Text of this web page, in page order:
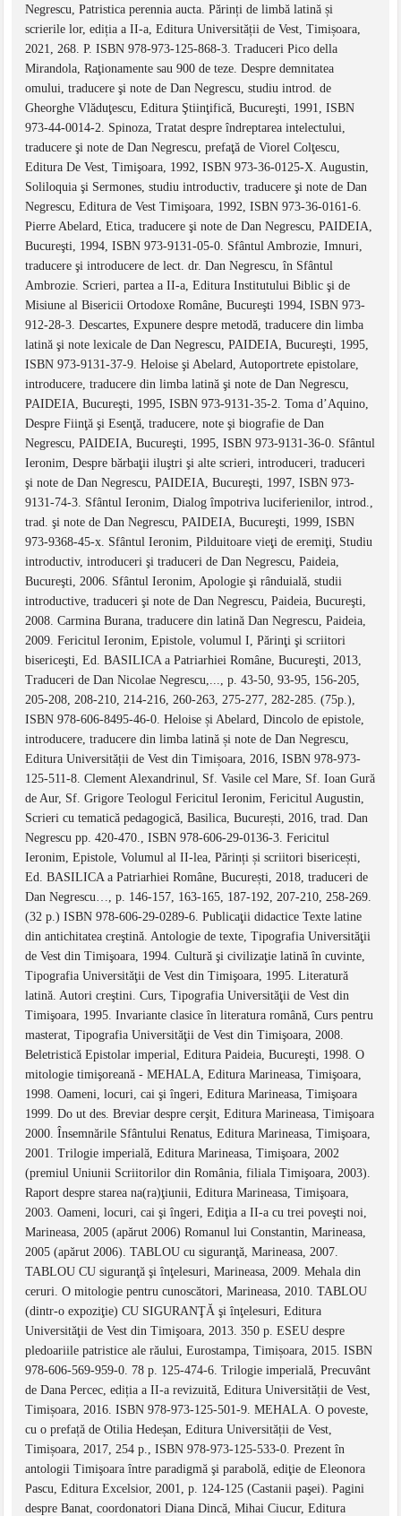
Negrescu, Patristica perennia aucta. Părinți de limbă latină și
scrierile lor, ediția a II-a, Editura Universității de Vest, Timișoara,
2021, 268. P. ISBN 978-973-125-868-3. Traduceri Pico della
Mirandola, Raţionamente sau 900 de teze. Despre demnitatea
omului, traducere şi note de Dan Negrescu, studiu introd. de
Gheorghe Vlăduţescu, Editura Ştiinţifică, Bucureşti, 1991, ISBN
973-44-0014-2. Spinoza, Tratat despre îndreptarea intelectului,
traducere şi note de Dan Negrescu, prefaţă de Viorel Colţescu,
Editura De Vest, Timişoara, 1992, ISBN 973-36-0125-X. Augustin,
Soliloquia şi Sermones, studiu introductiv, traducere şi note de Dan
Negrescu, Editura de Vest Timişoara, 1992, ISBN 973-36-0161-6.
Pierre Abelard, Etica, traducere şi note de Dan Negrescu, PAIDEIA,
Bucureşti, 1994, ISBN 973-9131-05-0. Sfântul Ambrozie, Imnuri,
traducere şi introducere de lect. dr. Dan Negrescu, în Sfântul
Ambrozie. Scrieri, partea a II-a, Editura Institutului Biblic şi de
Misiune al Bisericii Ortodoxe Române, Bucureşti 1994, ISBN 973-
912-28-3. Descartes, Expunere despre metodă, traducere din limba
latină şi note lexicale de Dan Negrescu, PAIDEIA, Bucureşti, 1995,
ISBN 973-9131-37-9. Heloise şi Abelard, Autoportrete epistolare,
introducere, traducere din limba latină şi note de Dan Negrescu,
PAIDEIA, Bucureşti, 1995, ISBN 973-9131-35-2. Toma d’Aquino,
Despre Fiinţă şi Esenţă, traducere, note şi biografie de Dan
Negrescu, PAIDEIA, Bucureşti, 1995, ISBN 973-9131-36-0. Sfântul
Ieronim, Despre bărbaţii iluştri şi alte scrieri, introduceri, traduceri
şi note de Dan Negrescu, PAIDEIA, Bucureşti, 1997, ISBN 973-
9131-74-3. Sfântul Ieronim, Dialog împotriva luciferienilor, introd.,
trad. şi note de Dan Negrescu, PAIDEIA, Bucureşti, 1999, ISBN
973-9368-45-x. Sfântul Ieronim, Pilduitoare vieţi de eremiţi, Studiu
introductiv, introduceri şi traduceri de Dan Negrescu, Paideia,
Bucureşti, 2006. Sfântul Ieronim, Apologie şi rânduială, studii
introductive, traduceri şi note de Dan Negrescu, Paideia, Bucureşti,
2008. Carmina Burana, traducere din latină Dan Negrescu, Paideia,
2009. Fericitul Ieronim, Epistole, volumul I, Părinţi şi scriitori
bisericeşti, Ed. BASILICA a Patriarhiei Române, Bucureşti, 2013,
Traduceri de Dan Nicolae Negrescu,..., p. 43-50, 93-95, 156-205,
205-208, 208-210, 214-216, 260-263, 275-277, 282-285. (75p.),
ISBN 978-606-8495-46-0. Heloise și Abelard, Dincolo de epistole,
introducere, traducere din limba latină și note de Dan Negrescu,
Editura Universității de Vest din Timișoara, 2016, ISBN 978-973-
125-511-8. Clement Alexandrinul, Sf. Vasile cel Mare, Sf. Ioan Gură
de Aur, Sf. Grigore Teologul Fericitul Ieronim, Fericitul Augustin,
Scrieri cu tematică pedagogică, Basilica, București, 2016, trad. Dan
Negrescu pp. 420-470., ISBN 978-606-29-0136-3. Fericitul
Ieronim, Epistole, Volumul al II-lea, Părinți și scriitori bisericești,
Ed. BASILICA a Patriarhiei Române, București, 2018, traduceri de
Dan Negrescu…, p. 146-157, 163-165, 187-192, 207-210, 258-269.
(32 p.) ISBN 978-606-29-0289-6. Publicaţii didactice Texte latine
din antichitatea creştină. Antologie de texte, Tipografia Universităţii
de Vest din Timişoara, 1994. Cultură şi civilizaţie latină în cuvinte,
Tipografia Universităţii de Vest din Timişoara, 1995. Literatură
latină. Autori creştini. Curs, Tipografia Universităţii de Vest din
Timişoara, 1995. Invariante clasice în literatura română, Curs pentru
masterat, Tipografia Universităţii de Vest din Timişoara, 2008.
Beletristică Epistolar imperial, Editura Paideia, Bucureşti, 1998. O
mitologie timişoreană - MEHALA, Editura Marineasa, Timişoara,
1998. Oameni, locuri, cai şi îngeri, Editura Marineasa, Timişoara
1999. Do ut des. Breviar despre cerşit, Editura Marineasa, Timişoara
2000. Însemnările Sfântului Renatus, Editura Marineasa, Timişoara,
2001. Trilogie imperială, Editura Marineasa, Timişoara, 2002
(premiul Uniunii Scriitorilor din România, filiala Timişoara, 2003).
Raport despre starea na(ra)ţiunii, Editura Marineasa, Timişoara,
2003. Oameni, locuri, cai şi îngeri, Ediţia a II-a cu trei poveşti noi,
Marineasa, 2005 (apărut 2006) Romanul lui Constantin, Marineasa,
2005 (apărut 2006). TABLOU cu siguranţă, Marineasa, 2007.
TABLOU CU siguranţă şi înţelesuri, Marineasa, 2009. Mehala din
ceruri. O mitologie pentru cunoscători, Marineasa, 2010. TABLOU
(dintr-o expoziţie) CU SIGURANŢĂ şi înţelesuri, Editura
Universităţii de Vest din Timişoara, 2013. 350 p. ESEU despre
pledoariile patristice ale răului, Eurostampa, Timișoara, 2015. ISBN
978-606-569-959-0. 78 p. 125-474-6. Trilogie imperială, Precuvânt
de Dana Percec, ediția a II-a revizuită, Editura Universității de Vest,
Timișoara, 2016. ISBN 978-973-125-501-9. MEHALA. O poveste,
cu o prefață de Otilia Hedeșan, Editura Universității de Vest,
Timișoara, 2017, 254 p., ISBN 978-973-125-533-0. Prezent în
antologii Timişoara între paradigmă şi parabolă, ediţie de Eleonora
Pascu, Editura Excelsior, 2001, p. 124-125 (Castanii paşei). Pagini
despre Banat, coordonatori Diana Dincă, Mihai Ciucur, Editura